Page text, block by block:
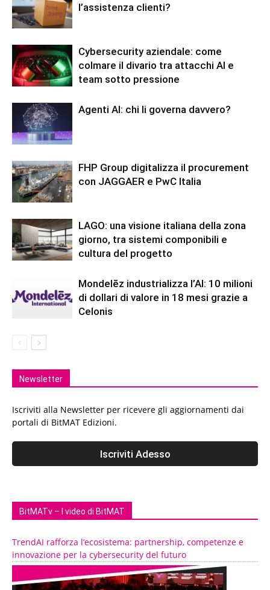
l’assistenza clienti?
Cybersecurity aziendale: come
colmare il divario tra attacchi AI e
team sotto pressione
Agenti AI: chi li governa davvero?
FHP Group digitalizza il procurement
con JAGGAER e PwC Italia
LAGO: una visione italiana della zona
giorno, tra sistemi componibili e
cultura del progetto
Mondelēz industrializza l’AI: 10 milioni
di dollari di valore in 18 mesi grazie a
Celonis
Newsletter
Iscriviti alla Newsletter per ricevere gli aggiornamenti dai
portali di BitMAT Edizioni.
BitMATv – I video di BitMAT
TrendAI rafforza l’ecosistema: partnership, competenze e
innovazione per la cybersecurity del futuro